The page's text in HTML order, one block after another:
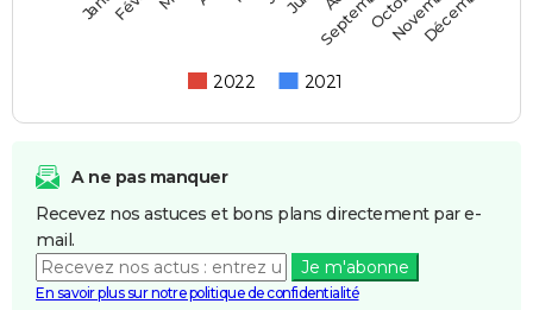
2022 2021
A ne pas manquer
Recevez nos astuces et bons plans directement par e-
mail.
Je m'abonne
En savoir plus sur notre politique de confidentialité